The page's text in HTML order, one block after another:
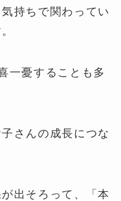
持ちで関わってい
一憂することも多
さんの成長につな
出そろって、「本